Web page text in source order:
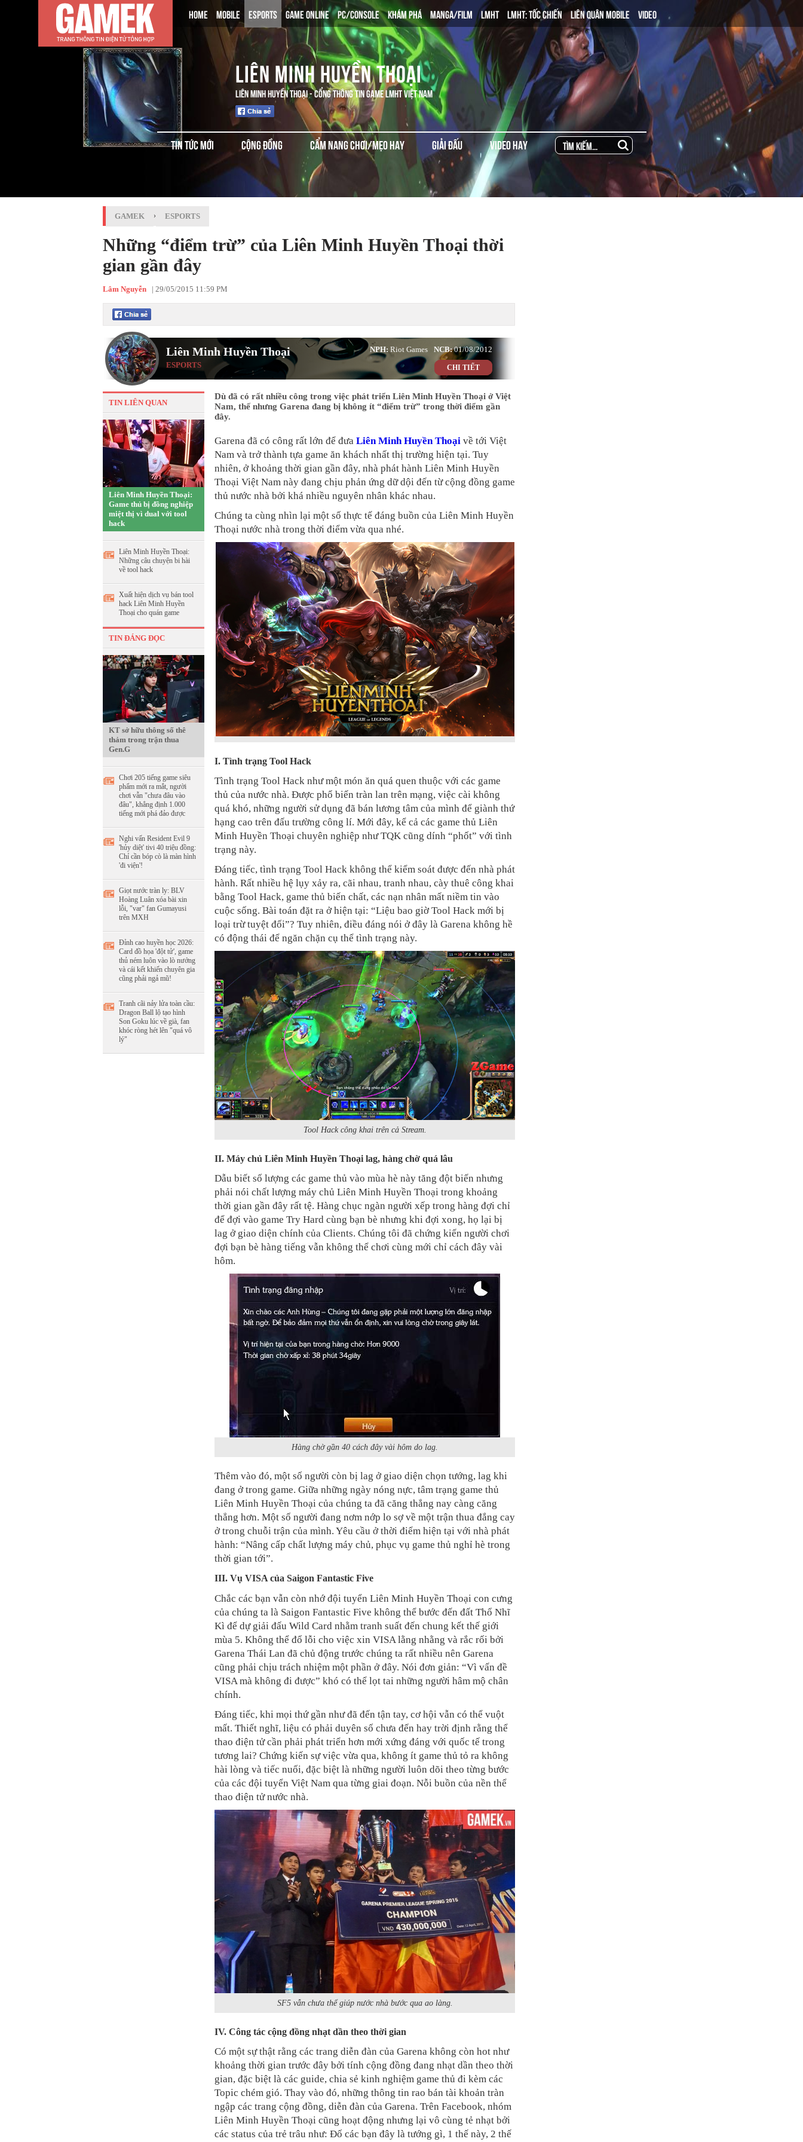
HOME MOBILE ESPORTS GAME ONLINE PC/CONSOLE KHÁM PHÁ MANGA/FILM LMHT LMHT: TỐC CHIẾN LIÊN QUÂN MOBILE VIDEO
LIÊN MINH HUYỀN THOẠI
LIÊN MINH HUYỀN THOẠI - CỔNG THÔNG TIN GAME LMHT VIỆT NAM
TIN TỨC MỚI CỘNG ĐỒNG CẨM NANG CHƠI/MẸO HAY GIẢI ĐẤU VIDEO HAY
GAMEK › ESPORTS
Những “điểm trừ” của Liên Minh Huyền Thoại thời
gian gần đây
Lâm Nguyễn | 29/05/2015 11:59 PM
Liên Minh Huyền Thoại
ESPORTS
01/08/2012
NCB:
Riot Games
NPH:
CHI TIẾT
TIN LIÊN QUAN
Liên Minh Huyền Thoại:
Game thủ bị đồng nghiệp
miệt thị vì dual với tool
hack
Liên Minh Huyền Thoại:
Những câu chuyện bi hài
về tool hack
Xuất hiện dịch vụ bán tool
hack Liên Minh Huyền
Thoại cho quán game
TIN ĐÁNG ĐỌC
KT sở hữu thông số thê
thảm trong trận thua
Gen.G
Chơi 205 tiếng game siêu
phẩm mới ra mắt, người
chơi vẫn "chưa đâu vào
đâu", khẳng định 1.000
tiếng mới phá đảo được
Nghi vấn Resident Evil 9
'hủy diệt' tivi 40 triệu đồng:
Chỉ cần bóp cò là màn hình
'đi viện'!
Giọt nước tràn ly: BLV
Hoàng Luân xóa bài xin
lỗi, "var" fan Gumayusi
trên MXH
Đỉnh cao huyền học 2026:
Card đồ họa 'đột tử', game
thủ ném luôn vào lò nướng
và cái kết khiến chuyên gia
cũng phải ngả mũ!
Tranh cãi nảy lửa toàn cầu:
Dragon Ball lộ tạo hình
Son Goku lúc về già, fan
khóc ròng hét lên "quá vô
lý"
Dù đã có rất nhiều công trong việc phát triển Liên Minh Huyền Thoại ở Việt
Nam, thế nhưng Garena đang bị không ít “điểm trừ” trong thời điểm gần
đây.
Garena đã có công rất lớn để đưa Liên Minh Huyền Thoại về tới Việt
Nam và trở thành tựa game ăn khách nhất thị trường hiện tại. Tuy
nhiên, ở khoảng thời gian gần đây, nhà phát hành Liên Minh Huyền
Thoại Việt Nam này đang chịu phản ứng dữ dội đến từ cộng đồng game
thủ nước nhà bởi khá nhiều nguyên nhân khác nhau.
Chúng ta cùng nhìn lại một số thực tế đáng buồn của Liên Minh Huyền
Thoại nước nhà trong thời điểm vừa qua nhé.
I. Tình trạng Tool Hack
Tình trạng Tool Hack như một món ăn quá quen thuộc với các game
thủ của nước nhà. Được phổ biến tràn lan trên mạng, việc cài không
quá khó, những người sử dụng đã bán lương tâm của mình để giành thứ
hạng cao trên đấu trường công lí. Mới đây, kể cả các game thủ Liên
Minh Huyền Thoại chuyên nghiệp như TQK cũng dính “phốt” với tình
trạng này.
Đáng tiếc, tình trạng Tool Hack không thể kiểm soát được đến nhà phát
hành. Rất nhiều hệ lụy xảy ra, cãi nhau, tranh nhau, cày thuê công khai
bằng Tool Hack, game thủ biến chất, các nạn nhân mất niềm tin vào
cuộc sống. Bài toán đặt ra ở hiện tại: “Liệu bao giờ Tool Hack mới bị
loại trừ tuyệt đối”? Tuy nhiên, điều đáng nói ở đây là Garena không hề
có động thái để ngăn chặn cụ thể tình trạng này.
Tool Hack công khai trên cả Stream.
II. Máy chủ Liên Minh Huyền Thoại lag, hàng chờ quá lâu
Dẫu biết số lượng các game thủ vào mùa hè này tăng đột biến nhưng
phải nói chất lượng máy chủ Liên Minh Huyền Thoại trong khoảng
thời gian gần đây rất tệ. Hàng chục ngàn người xếp trong hàng đợi chỉ
để đợi vào game Try Hard cùng bạn bè nhưng khi đợi xong, họ lại bị
lag ở giao diện chính của Clients. Chúng tôi đã chứng kiến người chơi
đợi bạn bè hàng tiếng vẫn không thể chơi cùng mới chỉ cách đây vài
hôm.
Hàng chờ gần 40 cách đây vài hôm do lag.
Thêm vào đó, một số người còn bị lag ở giao diện chọn tướng, lag khi
đang ở trong game. Giữa những ngày nóng nực, tâm trạng game thủ
Liên Minh Huyền Thoại của chúng ta đã căng thẳng nay càng căng
thẳng hơn. Một số người đang nơm nớp lo sợ về một trận thua đắng cay
ở trong chuỗi trận của mình. Yêu cầu ở thời điểm hiện tại với nhà phát
hành: “Nâng cấp chất lượng máy chủ, phục vụ game thủ nghỉ hè trong
thời gian tới”.
III. Vụ VISA của Saigon Fantastic Five
Chắc các bạn vẫn còn nhớ đội tuyển Liên Minh Huyền Thoại con cưng
của chúng ta là Saigon Fantastic Five không thể bước đến đất Thổ Nhĩ
Kì để dự giải đấu Wild Card nhằm tranh suất đến chung kết thế giới
mùa 5. Không thể đổ lỗi cho việc xin VISA lằng nhằng và rắc rối bởi
Garena Thái Lan đã chủ động trước chúng ta rất nhiều nên Garena
cũng phải chịu trách nhiệm một phần ở đây. Nói đơn giản: “Vì vấn đề
VISA mà không đi được” khó có thể lọt tai những người hâm mộ chân
chính.
Đáng tiếc, khi mọi thứ gần như đã đến tận tay, cơ hội vẫn có thể vuột
mất. Thiết nghĩ, liệu có phải duyên số chưa đến hay trời định rằng thể
thao điện tử cần phải phát triển hơn mới xứng đáng với quốc tế trong
tương lai? Chứng kiến sự việc vừa qua, không ít game thủ tỏ ra không
hài lòng và tiếc nuối, đặc biệt là những người luôn dõi theo từng bước
của các đội tuyển Việt Nam qua từng giai đoạn. Nỗi buồn của nền thể
thao điện tử nước nhà.
SF5 vẫn chưa thể giúp nước nhà bước qua ao làng.
IV. Công tác cộng đồng nhạt dần theo thời gian
Có một sự thật rằng các trang diễn đàn của Garena không còn hot như
khoảng thời gian trước đây bởi tính cộng đồng đang nhạt dần theo thời
gian, đặc biệt là các guide, chia sẻ kinh nghiệm game thủ đi kèm các
Topic chém gió. Thay vào đó, những thông tin rao bán tài khoản tràn
ngập các trang cộng đồng, diễn đàn của Garena. Trên Facebook, nhóm
Liên Minh Huyền Thoại cũng hoạt động nhưng lại vô cùng tẻ nhạt bởi
các status của trẻ trâu như: Đố các bạn đây là tướng gì, 1 thế này, 2 thế